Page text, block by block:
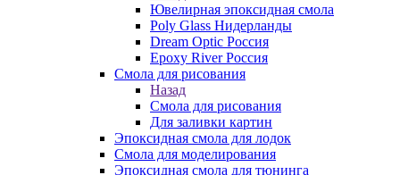
Ювелирная эпоксидная смола
Poly Glass Нидерланды
Dream Optic Россия
Epoxy River Россия
Смола для рисования
Назад
Смола для рисования
Для заливки картин
Эпоксидная смола для лодок
Смола для моделирования
Эпоксидная смола для тюнинга